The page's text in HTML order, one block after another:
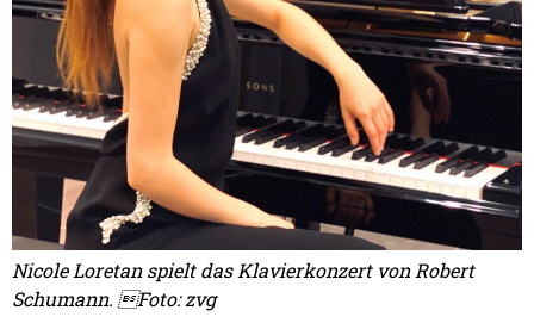
Nicole Loretan spielt das Klavierkonzert von Robert
Schumann. Foto: zvg